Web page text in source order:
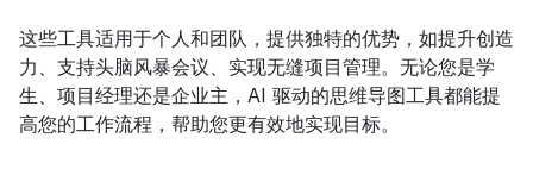
这些工具适用于个人和团队，提供独特的优势，如提升创造
力、支持头脑风暴会议、实现无缝项目管理。无论您是学
生、项目经理还是企业主，AI 驱动的思维导图工具都能提
高您的工作流程，帮助您更有效地实现目标。